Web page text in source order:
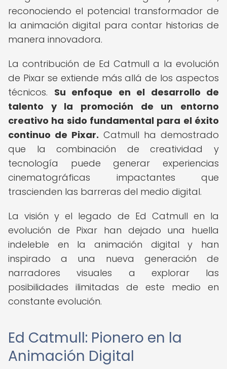
reconociendo el potencial transformador de
la animación digital para contar historias de
manera innovadora.
La contribución de Ed Catmull a la evolución
de Pixar se extiende más allá de los aspectos
técnicos. Su enfoque en el desarrollo de
talento y la promoción de un entorno
creativo ha sido fundamental para el éxito
continuo de Pixar. Catmull ha demostrado
que la combinación de creatividad y
tecnología puede generar experiencias
cinematográficas impactantes que
trascienden las barreras del medio digital.
La visión y el legado de Ed Catmull en la
evolución de Pixar han dejado una huella
indeleble en la animación digital y han
inspirado a una nueva generación de
narradores visuales a explorar las
posibilidades ilimitadas de este medio en
constante evolución.
Ed Catmull: Pionero en la
Animación Digital